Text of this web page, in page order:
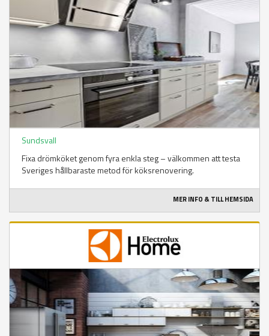
Sundsvall
Fixa drömköket genom fyra enkla steg – välkommen att testa
Sveriges hållbaraste metod för köksrenovering.
MER INFO & TILL HEMSIDA